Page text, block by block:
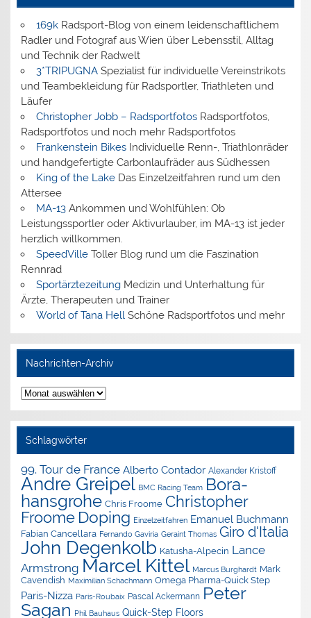
169kRadsport-Blog von einem leidenschaftlichem
Radler und Fotograf aus Wien über Lebensstil, Alltag
und Technik der Radwelt
3*TRIPUGNASpezialist für individuelle Vereinstrikots
und Teambekleidung für Radsportler, Triathleten und
Läufer
Christopher Jobb – RadsportfotosRadsportfotos,
Radsportfotos und noch mehr Radsportfotos
Frankenstein BikesIndividuelle Renn-, Triathlonräder
und handgefertigte Carbonlaufräder aus Südhessen
King of the LakeDas Einzelzeitfahren rund um den
Attersee
MA-13Ankommen und Wohlfühlen: Ob
Leistungssportler oder Aktivurlauber, im MA-13 ist jeder
herzlich willkommen.
SpeedVilleToller Blog rund um die Faszination
Rennrad
SportärztezeitungMedizin und Unterhaltung für
Ärzte, Therapeuten und Trainer
World of Tana Hell Schöne Radsportfotos und mehr
Nachrichten-Archiv
Nachrichten-
Archiv
Schlagwörter
99. Tour de France Alberto Contador Alexander Kristoff
Andre Greipel BMC Racing Team Bora-
hansgrohe Chris Froome Christopher
Froome Doping Einzelzeitfahren Emanuel Buchmann
Fabian Cancellara Fernando Gaviria Geraint Thomas Giro d'Italia
John Degenkolb Katusha-Alpecin Lance
Armstrong Marcel Kittel Marcus Burghardt Mark
Cavendish Maximilian Schachmann Omega Pharma-Quick Step
Paris-Nizza Paris-Roubaix Pascal Ackermann Peter
Sagan Phil Bauhaus Quick-Step Floors